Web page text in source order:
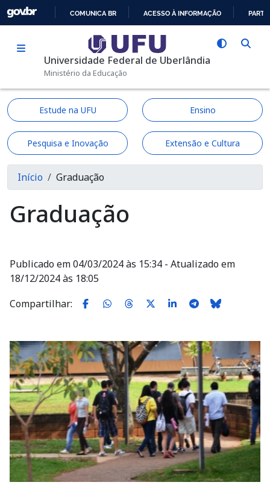
Pular para o conteúdo principal
PARA
O
COMUNICA BR ACESSO À INFORMAÇÃO
Universidade Federal de Uberlândia
Ministério da Educação
Estude na UFU Ensino
Pesquisa e Inovação Extensão e Cultura
Trilha de navegação
Início Graduação
Graduação
Publicado em 04/03/2024 às 15:34 - Atualizado em
18/12/2024 às 18:05
Compartilhar:
Imagem